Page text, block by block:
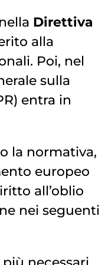
Direttiva
alla
Poi, nel
sulla
entra in
la normativa,
europeo
all’oblio
nei seguenti